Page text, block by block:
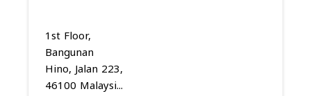
1st Floor,
Bangunan
Hino, Jalan 223,
46100 Malaysi...